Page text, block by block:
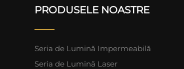
PRODUSELE NOASTRE
Seria de Lumină Impermeabilă
Seria de Lumină Laser